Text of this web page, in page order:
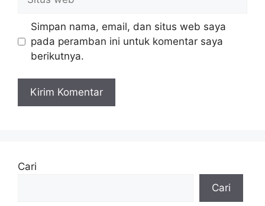
web
Simpan nama, email, dan situs web saya
pada peramban ini untuk komentar saya
berikutnya.
Cari
Cari